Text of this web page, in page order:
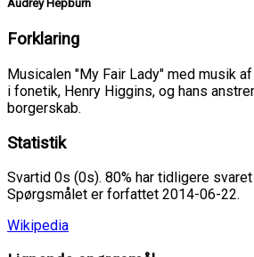
Audrey Hepburn
Forklaring
Musicalen "My Fair Lady" med musik
i fonetik, Henry Higgins, og hans
borgerskab.
Statistik
Svartid 0s (0s). 80% har tidligere
Spørgsmålet er forfattet 2014-06-22.
Wikipedia